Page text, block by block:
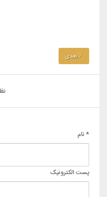
بعدی
* نام
پست الکترونیک